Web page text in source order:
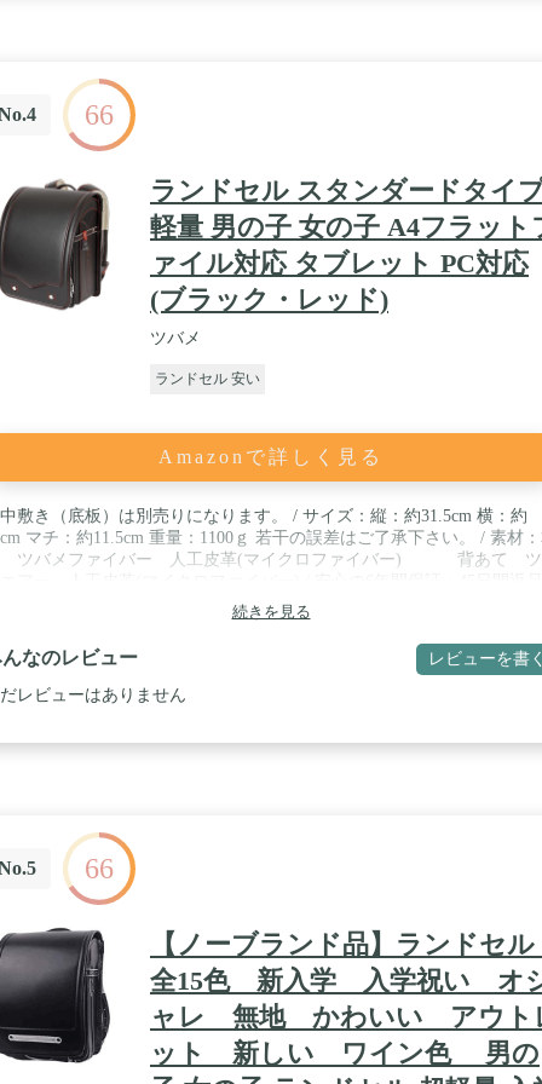
66
ランドセル スタンダードタイ
軽量 男の子 女の子 A4フラット
ァイル対応 タブレット PC対応
(ブラック・レッド)
ツバメ
ランドセル 安い
Amazonで詳しく見る
敷き（底板）は別売りになります。 / サイズ：縦：約31.5cm 横：約
マチ：約11.5cm 重量：1100ｇ 若干の誤差はご了承下さい。 / 素材
ツバメファイバー 人工皮革(マイクロファイバー) 背あて ツ
/ のし紙希望の方は対応いたします！
続きを見る
なのレビュー レビューを書く
レビューはありません
66
【ノーブランド品】ランドセ
全15色 新入学 入学祝い オ
ャレ 無地 かわいい アウト
ット 新しい ワイン色 男の